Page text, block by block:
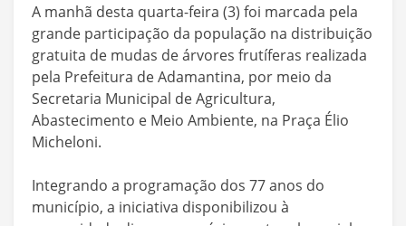
A manhã desta quarta-feira (3) foi marcada pela
grande participação da população na distribuição
gratuita de mudas de árvores frutíferas realizada
pela Prefeitura de Adamantina, por meio da
Secretaria Municipal de Agricultura,
Abastecimento e Meio Ambiente, na Praça Élio
Micheloni.
Integrando a programação dos 77 anos do
município, a iniciativa disponibilizou à